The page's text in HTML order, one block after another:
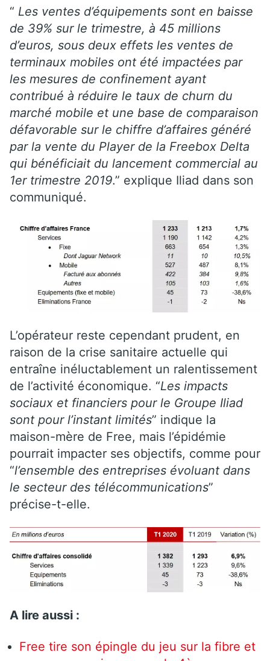
“ Les ventes d’équipements sont en baisse
de 39% sur le trimestre, à 45 millions
d’euros, sous deux effets les ventes de
terminaux mobiles ont été impactées par
les mesures de confinement ayant
contribué à réduire le taux de churn du
marché mobile et une base de comparaison
défavorable sur le chiffre d’affaires généré
par la vente du Player de la Freebox Delta
qui bénéficiait du lancement commercial au
1er trimestre 2019.” explique Iliad dans son
communiqué.
L’opérateur reste cependant prudent, en
raison de la crise sanitaire actuelle qui
entraîne inéluctablement un ralentissement
de l’activité économique. “Les impacts
sociaux et financiers pour le Groupe Iliad
sont pour l’instant limités” indique la
maison-mère de Free, mais l’épidémie
pourrait impacter ses objectifs, comme pour
“l’ensemble des entreprises évoluant dans
le secteur des télécommunications”
précise-t-elle.
A lire aussi :
Free tire son épingle du jeu sur la fibre et